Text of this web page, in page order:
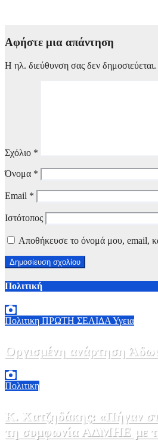
Αφήστε μια απάντηση
Η ηλ. διεύθυνση σας δεν δημοσιεύεται.
Σχόλιο *
Όνομα *
Email *
Ιστότοπος
Αποθήκευσε το όνομά μου, email,
Πολιτική
Πολιτικη ΠΡΩΤΗ ΣΕΛΙΔΑ Υγεια
Οργισμένη ανάρτηση
Πολιτικη
Κ. Χατζηδάκης: «Πήγαν
τη συμφωνία ΑΔΜΗΕ με